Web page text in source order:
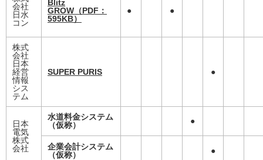
会社
日水
コン
Blitz
GROW（PDF：
595KB）
● ●
株式
会社
日本
経営
情報
シス
テム
SUPER PURIS ●
日本
電気
株式
会社
水道料金システム
（仮称）
●
企業会計システム
（仮称）
●